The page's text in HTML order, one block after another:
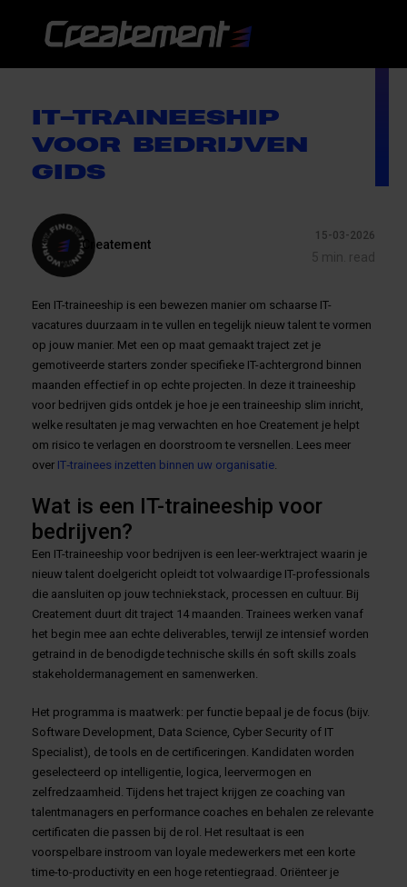
IT-TRAINEESHIP
VOOR BEDRIJVEN
GIDS
Createment
15-03-2026
5 min. read
Een IT-traineeship is een bewezen manier om schaarse IT-
vacatures duurzaam in te vullen en tegelijk nieuw talent te vormen
op jouw manier. Met een op maat gemaakt traject zet je
gemotiveerde starters zonder specifieke IT-achtergrond binnen
maanden effectief in op echte projecten. In deze it traineeship
voor bedrijven gids ontdek je hoe je een traineeship slim inricht,
welke resultaten je mag verwachten en hoe Createment je helpt
om risico te verlagen en doorstroom te versnellen. Lees meer
over IT‑trainees inzetten binnen uw organisatie.
Wat is een IT-traineeship voor
bedrijven?
Een IT-traineeship voor bedrijven is een leer-werktraject waarin je
nieuw talent doelgericht opleidt tot volwaardige IT-professionals
die aansluiten op jouw techniekstack, processen en cultuur. Bij
Createment duurt dit traject 14 maanden. Trainees werken vanaf
het begin mee aan echte deliverables, terwijl ze intensief worden
getraind in de benodigde technische skills én soft skills zoals
stakeholdermanagement en samenwerken.
Het programma is maatwerk: per functie bepaal je de focus (bijv.
Software Development, Data Science, Cyber Security of IT
Specialist), de tools en de certificeringen. Kandidaten worden
geselecteerd op intelligentie, logica, leervermogen en
zelfredzaamheid. Tijdens het traject krijgen ze coaching van
talentmanagers en performance coaches en behalen ze relevante
certificaten die passen bij de rol. Het resultaat is een
voorspelbare instroom van loyale medewerkers met een korte
time-to-productivity en een hoge retentiegraad. Oriënteer je